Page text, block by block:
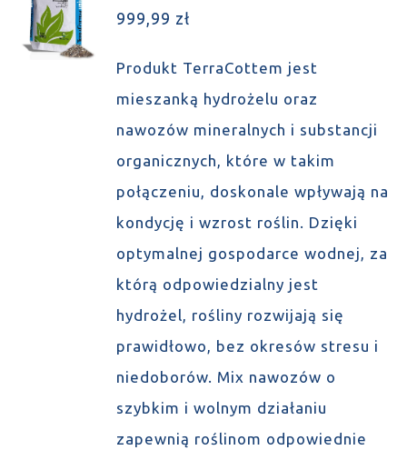
999,99 zł
Produkt TerraCottem jest
mieszanką hydrożelu oraz
nawozów mineralnych i substancji
organicznych, które w takim
połączeniu, doskonale wpływają na
kondycję i wzrost roślin. Dzięki
optymalnej gospodarce wodnej, za
którą odpowiedzialny jest
hydrożel, rośliny rozwijają się
prawidłowo, bez okresów stresu i
niedoborów. Mix nawozów o
szybkim i wolnym działaniu
zapewnią roślinom odpowiednie